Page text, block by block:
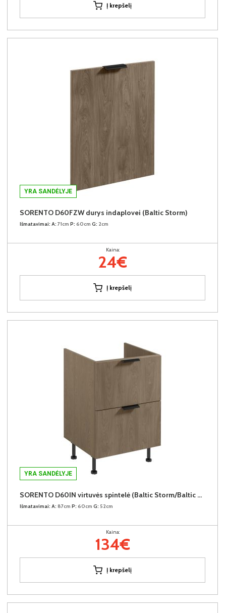
Į krepšelį
YRA SANDĖLYJE
SORENTO D60FZW durys indaplovei (Baltic Storm)
Išmatavimai: A: 71cm P: 60cm G: 2cm
Kaina:
24€
Į krepšelį
YRA SANDĖLYJE
SORENTO D60IN virtuvės spintelė (Baltic Storm/Baltic Storm)
Išmatavimai: A: 87cm P: 60cm G: 52cm
Kaina:
134€
Į krepšelį